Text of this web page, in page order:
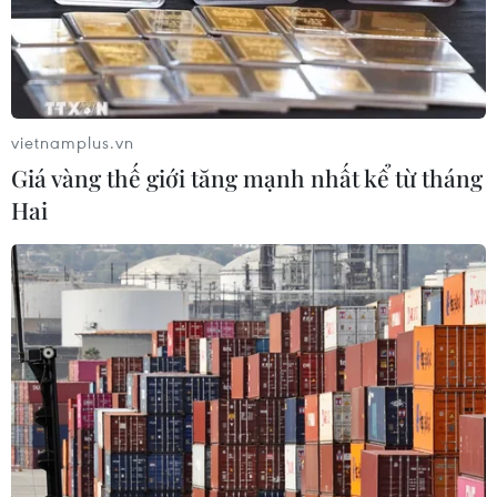
TIN CÙNG CHUYÊN MỤC
Doanh nghiệp Trung Quốc đánh giá
cao triển vọng hợp tác cơ giới hóa
nông nghiệp với Việt Nam
06/08/2026 04:14
Thống đốc Fed khuyến nghị tăng lãi
suất nếu lạm phát không sớm hạ
nhiệt
vietnamplus.vn
Giá vàng thế giới tăng mạnh nhất kể từ tháng
Hai